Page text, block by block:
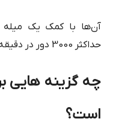
آن‌ها با کمک یک
حداکثر 3000 دور در دقیقه است.
چه گزینه هایی
است؟